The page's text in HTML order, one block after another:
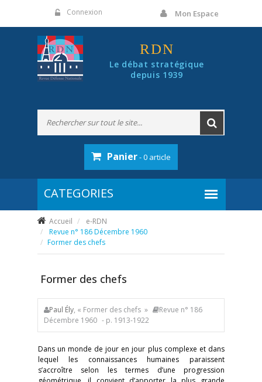
Connexion Mon Espace
RDN
Le débat stratégique
depuis 1939
Panier- 0 article
Accueil
e-RDN
Revue n° 186 Décembre 1960
Former des chefs
Former des chefs
Paul Ély, « Former des chefs »
Revue n° 186
Décembre 1960 - p. 1913-1922
Dans un monde de jour en jour plus complexe et dans
lequel les connaissances humaines paraissent
s’accroître selon les termes d’une progression